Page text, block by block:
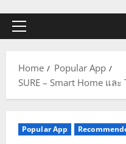
Primary
Home
Popular App
SURE – Smart Home แล
Popular App